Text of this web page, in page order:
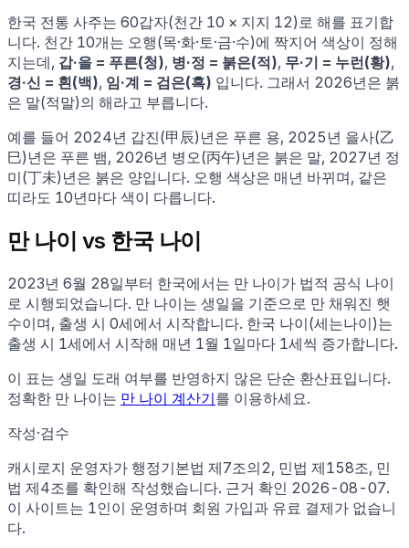
한국 전통 사주는 60갑자(천간 10 × 지지 12)로 해를 표기합
니다. 천간 10개는 오행(목·화·토·금·수)에 짝지어 색상이 정해
지는데, 갑·을 = 푸른(청), 병·정 = 붉은(적), 무·기 = 누런(황),
경·신 = 흰(백), 임·계 = 검은(흑) 입니다. 그래서 2026년은 붉
은 말(적말)의 해라고 부릅니다.
예를 들어 2024년 갑진(甲辰)년은 푸른 용, 2025년 을사(乙
巳)년은 푸른 뱀, 2026년 병오(丙午)년은 붉은 말, 2027년 정
미(丁未)년은 붉은 양입니다. 오행 색상은 매년 바뀌며, 같은
띠라도 10년마다 색이 다릅니다.
만 나이 vs 한국 나이
2023년 6월 28일부터 한국에서는 만 나이가 법적 공식 나이
로 시행되었습니다. 만 나이는 생일을 기준으로 만 채워진 햇
수이며, 출생 시 0세에서 시작합니다. 한국 나이(세는나이)는
출생 시 1세에서 시작해 매년 1월 1일마다 1세씩 증가합니다.
이 표는 생일 도래 여부를 반영하지 않은 단순 환산표입니다.
정확한 만 나이는 만 나이 계산기를 이용하세요.
작성·검수
캐시로지 운영자가 행정기본법 제7조의2, 민법 제158조, 민
법 제4조를 확인해 작성했습니다. 근거 확인 2026-08-07.
이 사이트는 1인이 운영하며 회원 가입과 유료 결제가 없습니
다.